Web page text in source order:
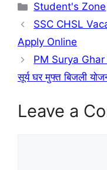
Student's Zone
SSC CHSL
Apply Online
PM Surya Ghar
सूर्य घर मुफ्त बिजली
Leave a